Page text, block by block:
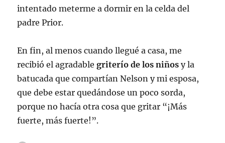
intentado meterme a dormir en la celda del
padre Prior.
En fin, al menos cuando llegué a casa, me
recibió el agradablegriterío de los niños y la
batucada que compartían Nelson y mi esposa,
que debe estar quedándose un poco sorda,
porque no hacía otra cosa que gritar “¡Más
fuerte, más fuerte!”.